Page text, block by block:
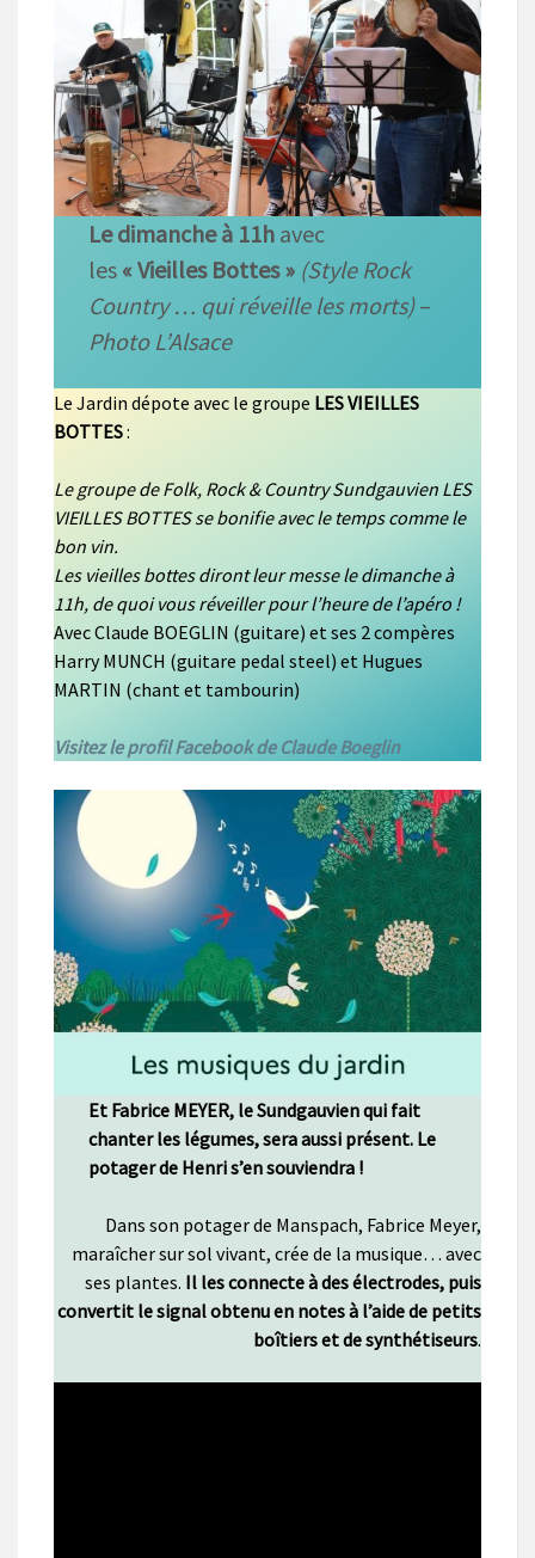
Le dimanche à 11havec
les « Vieilles Bottes » (Style Rock
Country … qui réveille les morts)–
Photo L’Alsace
Le Jardin dépote avec le groupe LES VIEILLES
BOTTES:
Le groupe de Folk, Rock & Country Sundgauvien LES
VIEILLES BOTTES se bonifie avec le temps comme le
bon vin.
Les vieilles bottes diront leur messe le dimanche à
11h, de quoi vous réveiller pour l’heure de l’apéro !
Avec Claude BOEGLIN (guitare) et ses 2 compères
Harry MUNCH (guitare pedal steel) et Hugues
MARTIN (chant et tambourin)
Visitez le profil Facebook de Claude Boeglin
Et Fabrice MEYER, le Sundgauvien qui fait
chanter les légumes, sera aussi présent. Le
potager de Henri s’en souviendra !
Dans son potager de Manspach, Fabrice Meyer,
maraîcher sur sol vivant, crée de la musique… avec
ses plantes. Il les connecte à des électrodes, puis
convertit le signal obtenu en notes à l’aide de petits
boîtiers et de synthétiseurs.